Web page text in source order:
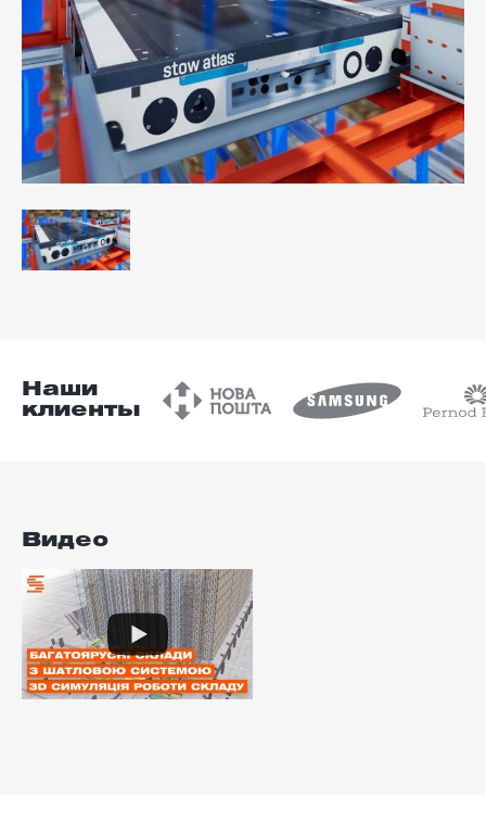
Наши
клиенты
Видео